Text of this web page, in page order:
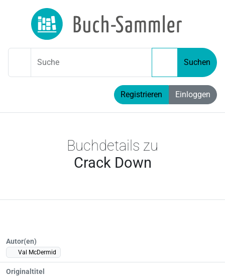
Suche Suchen
Registrieren Einloggen
Buchdetails zu
Crack Down
Autor(en)
Val McDermid
Originaltitel